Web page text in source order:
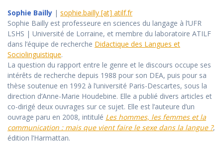
Sophie Bailly | sophie.bailly [at] atilf.fr
Sophie Bailly est professeure en sciences du langage à l’UFR
LSHS | Université de Lorraine, et membre du laboratoire ATILF
dans l’équipe de recherche Didactique des Langues et
Sociolinguistique.
La question du rapport entre le genre et le discours occupe ses
intérêts de recherche depuis 1988 pour son DEA, puis pour sa
thèse soutenue en 1992 à l’université Paris-Descartes, sous la
direction d’Anne-Marie Houdebine. Elle a publié divers articles et
co-dirigé deux ouvrages sur ce sujet. Elle est l’auteure d’un
ouvrage paru en 2008, intitulé Les hommes, les femmes et la
communication : mais que vient faire le sexe dans la langue ?,
édition l’Harmattan.